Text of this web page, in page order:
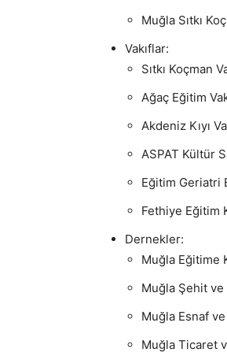
Muğla Sıtkı
Vakıflar:
Sıtkı Koçman
Ağaç Eğitim
Akdeniz Kıyı
ASPAT Kültür
Eğitim Geriatri
Fethiye Eğitim
Dernekler:
Muğla Eğitime
Muğla Şehit ve
Muğla Esnaf
Muğla Ticaret